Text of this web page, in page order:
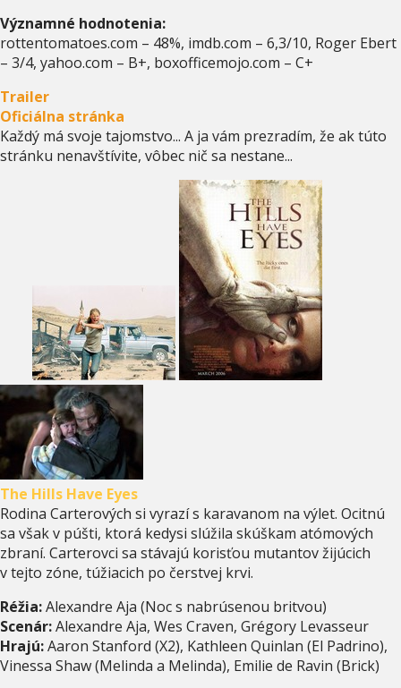
Významné hodnotenia:
rottentomatoes.com – 48%, imdb.com – 6,3/10, Roger Ebert
– 3/4, yahoo.com – B+, boxofficemojo.com – C+
Trailer
Oficiálna stránka
Každý má svoje tajomstvo... A ja vám prezradím, že ak túto
stránku nenavštívite, vôbec nič sa nestane...
The Hills Have Eyes
Rodina Carterových si vyrazí s karavanom na výlet. Ocitnú
sa však v púšti, ktorá kedysi slúžila skúškam atómových
zbraní. Carterovci sa stávajú korisťou mutantov žijúcich
v tejto zóne, túžiacich po čerstvej krvi.
Réžia:Alexandre Aja (Noc s nabrúsenou britvou)
Scenár:Alexandre Aja, Wes Craven, Grégory Levasseur
Hrajú:Aaron Stanford (X2), Kathleen Quinlan (El Padrino),
Vinessa Shaw (Melinda a Melinda), Emilie de Ravin (Brick)